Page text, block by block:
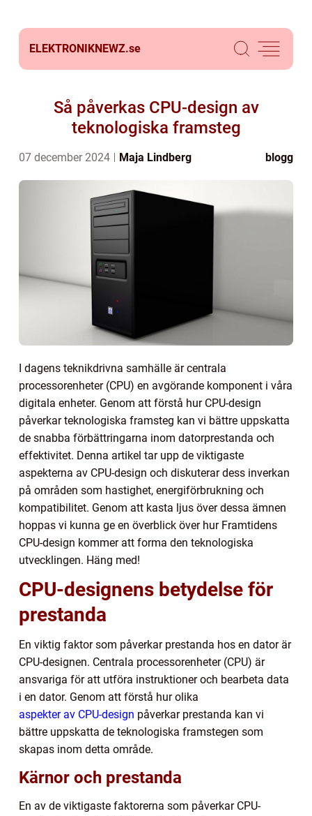
ELEKTRONIKNEWZ.se
Så påverkas CPU-design av
teknologiska framsteg
07 december 2024 Maja Lindberg blogg
I dagens teknikdrivna samhälle är centrala
processorenheter (CPU) en avgörande komponent i våra
digitala enheter. Genom att förstå hur CPU-design
påverkar teknologiska framsteg kan vi bättre uppskatta
de snabba förbättringarna inom datorprestanda och
effektivitet. Denna artikel tar upp de viktigaste
aspekterna av CPU-design och diskuterar dess inverkan
på områden som hastighet, energiförbrukning och
kompatibilitet. Genom att kasta ljus över dessa ämnen
hoppas vi kunna ge en överblick över hur Framtidens
CPU-design kommer att forma den teknologiska
utvecklingen. Häng med!
CPU-designens betydelse för
prestanda
En viktig faktor som påverkar prestanda hos en dator är
CPU-designen. Centrala processorenheter (CPU) är
ansvariga för att utföra instruktioner och bearbeta data
i en dator. Genom att förstå hur olika
aspekter av CPU-design påverkar prestanda kan vi
bättre uppskatta de teknologiska framstegen som
skapas inom detta område.
Kärnor och prestanda
En av de viktigaste faktorerna som påverkar CPU-